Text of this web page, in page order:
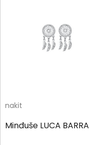
nakit
Minđuše LUCA BARRA